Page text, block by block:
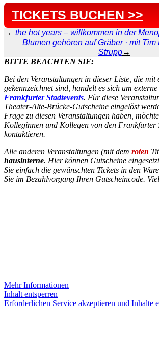
TICKETS BUCHEN >>
←the hot years – willkommen in der
Blumen gehören auf Gräber · mit
Strupp→
BITTE BEACHTEN SIE:
Bei den Veranstaltungen in dieser Liste, die mit
gekennzeichnet sind, handelt es sich um
Frankfurter Stadtevents. Für diese
Theater-Alte-Brücke-Gutscheine eingelöst
Frage zu diesen Veranstaltungen haben,
Kolleginnen und Kollegen von den Frankfurter
kontaktieren.
Alle anderen Veranstaltungen (mit dem roten
hausinterne. Hier können Gutscheine
Sie einfach die gewünschten Tickets in den
Sie im Bezahlvorgang Ihren Gutscheincode.
Mehr Informationen
Inhalt entsperren
Erforderlichen Service akzeptieren und Inhalte